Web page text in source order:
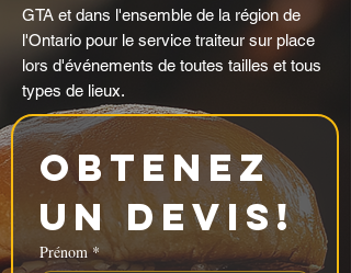
GTA et dans l'ensemble de la région de
l'Ontario pour le service traiteur sur place
lors d'événements de toutes tailles et tous
types de lieux.
Obtenez
un devis!
Prénom *